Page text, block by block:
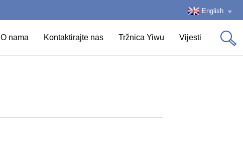
English
O nama Kontaktirajte nas Tržnica Yiwu Vijesti